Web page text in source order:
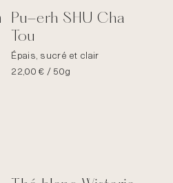
Pu-erh SHU Cha
Tou
Épais, sucré et clair
22,00€ / 50g